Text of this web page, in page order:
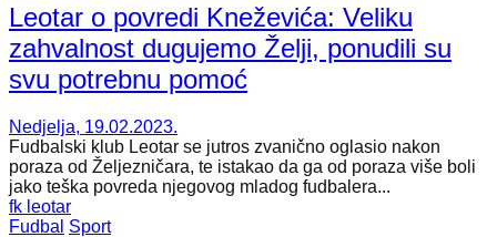
Leotar o povredi Kneževića: Veliku
zahvalnost dugujemo Želji, ponudili su
svu potrebnu pomoć
Nedjelja, 19.02.2023.
Fudbalski klub Leotar se jutros zvanično oglasio nakon
poraza od Željezničara, te istakao da ga od poraza više boli
jako teška povreda njegovog mladog fudbalera...
fk leotar
Fudbal Sport